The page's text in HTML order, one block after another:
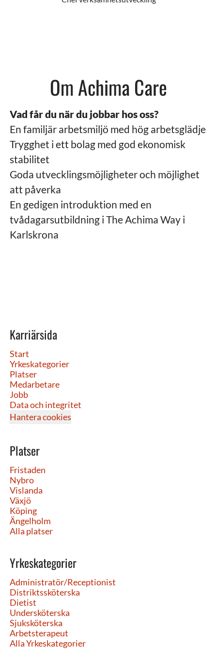
Om Achima Care
Vad får du när du jobbar hos oss?
En familjär arbetsmiljö med hög arbetsglädje
Trygghet i ett bolag med god ekonomisk
stabilitet
Goda utvecklingsmöjligheter och möjlighet
att påverka
En gedigen introduktion med en
tvådagarsutbildning i The Achima Way i
Karlskrona
Karriärsida
Start
Yrkeskategorier
Platser
Medarbetare
Jobb
Data och integritet
Hantera cookies
Platser
Fristaden
Nybro
Vislanda
Växjö
Köping
Ängelholm
Alla platser
Yrkeskategorier
Administratör/Receptionist
Distriktssköterska
Dietist
Undersköterska
Sjuksköterska
Arbetsterapeut
Alla Yrkeskategorier